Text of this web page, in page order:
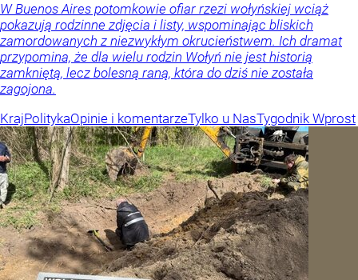
W Buenos Aires potomkowie ofiar rzezi wołyńskiej wciąż
pokazują rodzinne zdjęcia i listy, wspominając bliskich
zamordowanych z niezwykłym okrucieństwem. Ich dramat
przypomina, że dla wielu rodzin Wołyń nie jest historią
zamkniętą, lecz bolesną raną, która do dziś nie została
zagojona.
KrajPolitykaOpinie i komentarzeTylko u NasTygodnik Wprost